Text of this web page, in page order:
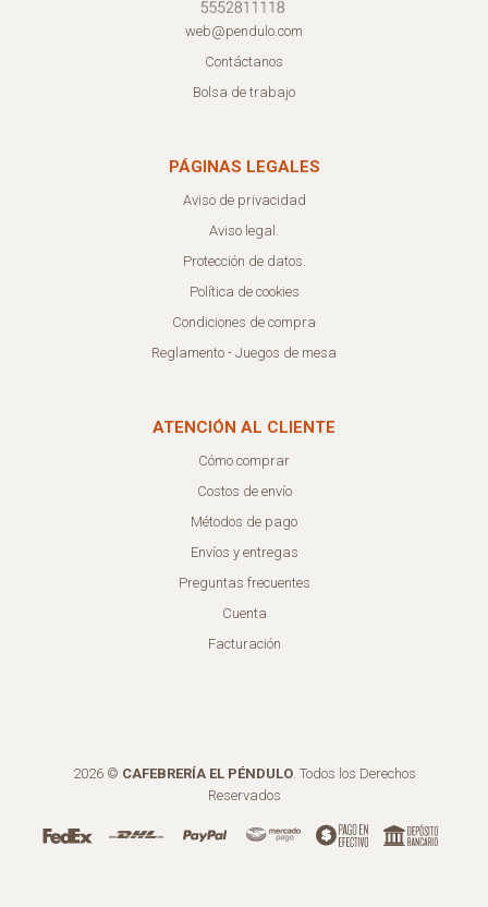
web@pendulo.com
Contáctanos
Bolsa de trabajo
PÁGINAS LEGALES
Aviso de privacidad
Aviso legal.
Protección de datos.
Política de cookies
Condiciones de compra
Reglamento - Juegos de mesa
ATENCIÓN AL CLIENTE
Cómo comprar
Costos de envío
Métodos de pago
Envíos y entregas
Preguntas frecuentes
Cuenta
Facturación
2026 © CAFEBRERÍA EL PÉNDULO. Todos los Derechos
Reservados